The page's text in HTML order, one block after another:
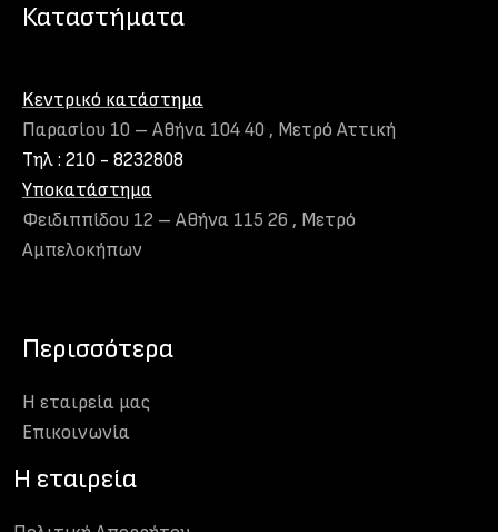
Καταστήματα
Kεντρικό κατάστημα
Παρασίου 10 – Αθήνα 104 40 , Μετρό Αττική
Τηλ : 210 - 8232808
Υποκατάστημα
Φειδιππίδου 12 – Αθήνα 115 26 , Μετρό
Αμπελοκήπων
Περισσότερα
Η εταιρεία μας
Eπικοινωνία
H εταιρεία